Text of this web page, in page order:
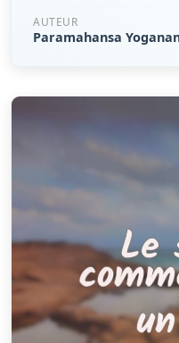
AUTEUR
Paramahansa